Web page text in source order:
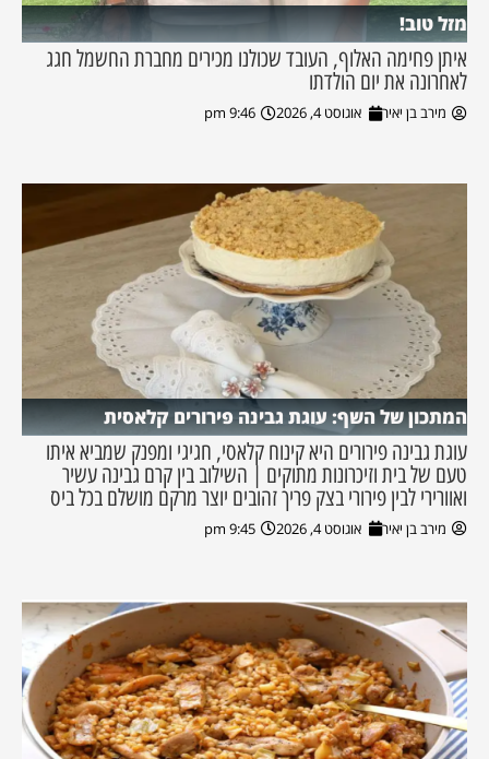
מזל טוב!
איתן פחימה האלוף, העובד שכולנו מכירים מחברת החשמל חגג
לאחרונה את יום הולדתו
מירב בן יאיר אוגוסט 4, 2026 9:46 pm
המתכון של השף: עוגת גבינה פירורים קלאסית
עוגת גבינה פירורים היא קינוח קלאסי, חגיגי ומפנק שמביא איתו
טעם של בית וזיכרונות מתוקים | השילוב בין קרם גבינה עשיר
ואוורירי לבין פירורי בצק פריך זהובים יוצר מרקם מושלם בכל ביס
מירב בן יאיר אוגוסט 4, 2026 9:45 pm